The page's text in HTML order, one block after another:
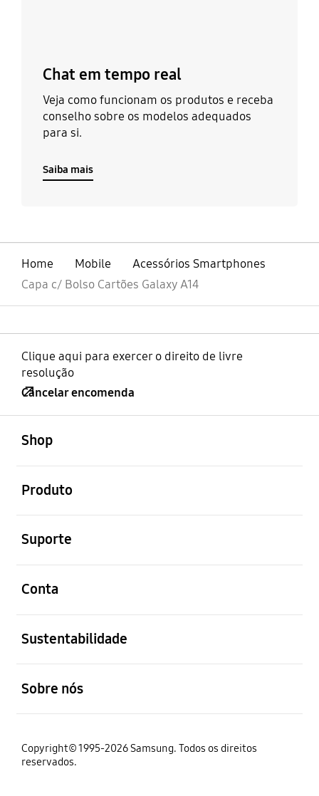
Chat em tempo real
Veja como funcionam os produtos e receba
conselho sobre os modelos adequados
para si.
Saiba mais
Home Mobile
Acessórios Smartphones
Capa c/ Bolso Cartões Galaxy A14
Clique aqui para exercer o direito de livre
resolução
Cancelar encomenda
Shop
Produto
Suporte
Conta
Sustentabilidade
Sobre nós
Copyright© 1995-2026 Samsung. Todos os direitos
reservados.